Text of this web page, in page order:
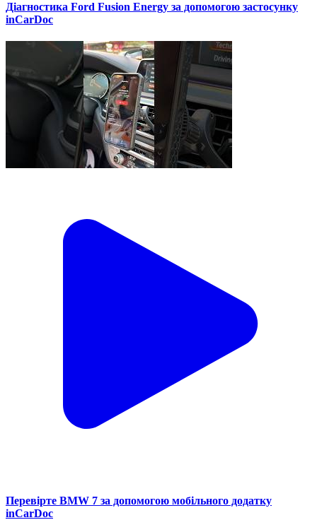
Діагностика Ford Fusion Energy за допомогою застосунку
inCarDoc
Перевірте BMW 7 за допомогою мобільного додатку
inCarDoc